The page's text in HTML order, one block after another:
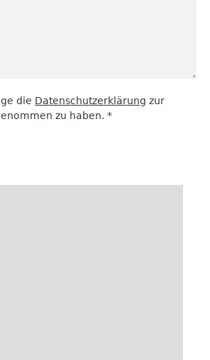
die Datenschutzerklärung zur
zu haben. *